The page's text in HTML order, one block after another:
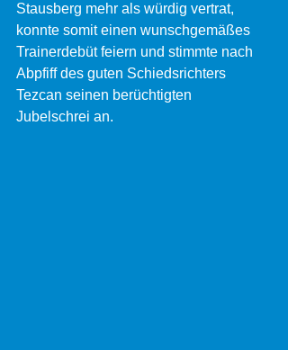
Stausberg mehr als würdig vertrat,
konnte somit einen wunschgemäßes
Trainerdebüt feiern und stimmte nach
Abpfiff des guten Schiedsrichters
Tezcan seinen berüchtigten
Jubelschrei an.